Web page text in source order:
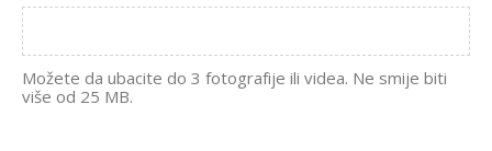
Možete da ubacite do 3 fotografije ili videa. Ne smije biti
više od 25 MB.